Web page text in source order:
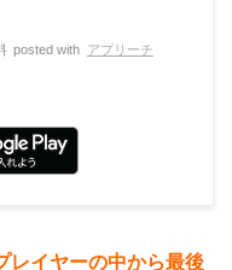
posted with アプリーチ
レイヤーの中から最後